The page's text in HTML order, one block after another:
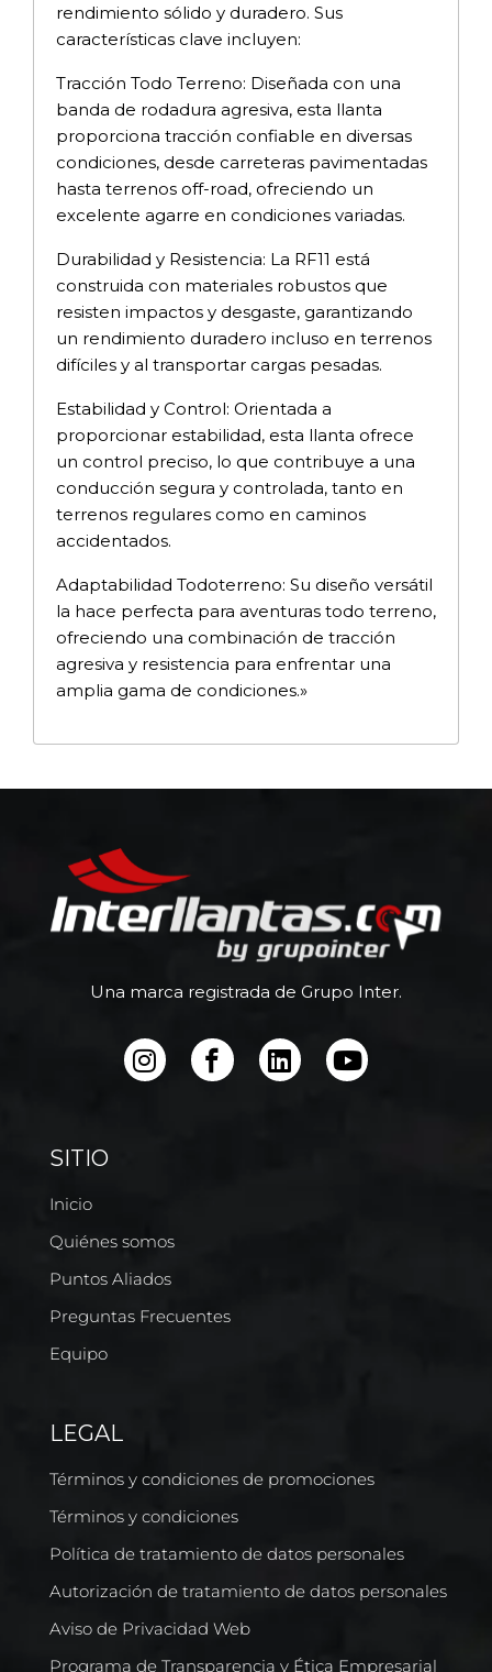
rendimiento sólido y duradero. Sus
características clave incluyen:
Tracción Todo Terreno: Diseñada con una
banda de rodadura agresiva, esta llanta
proporciona tracción confiable en diversas
condiciones, desde carreteras pavimentadas
hasta terrenos off-road, ofreciendo un
excelente agarre en condiciones variadas.
Durabilidad y Resistencia: La RF11 está
construida con materiales robustos que
resisten impactos y desgaste, garantizando
un rendimiento duradero incluso en terrenos
difíciles y al transportar cargas pesadas.
Estabilidad y Control: Orientada a
proporcionar estabilidad, esta llanta ofrece
un control preciso, lo que contribuye a una
conducción segura y controlada, tanto en
terrenos regulares como en caminos
accidentados.
Adaptabilidad Todoterreno: Su diseño versátil
la hace perfecta para aventuras todo terreno,
ofreciendo una combinación de tracción
agresiva y resistencia para enfrentar una
amplia gama de condiciones.»
Una marca registrada de Grupo Inter.
SITIO
Inicio
Quiénes somos
Puntos Aliados
Preguntas Frecuentes
Equipo
LEGAL
Términos y condiciones de promociones
Términos y condiciones
Política de tratamiento de datos personales
Autorización de tratamiento de datos personales
Aviso de Privacidad Web
Programa de Transparencia y Ética Empresarial